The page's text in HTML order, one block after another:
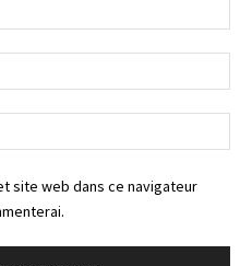
:*
:*
:
site web dans ce navigateur